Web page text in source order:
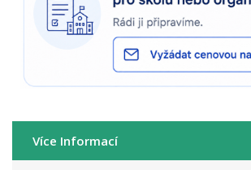
Více Informací